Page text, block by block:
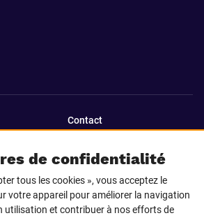
de confidentialité
tous les cookies », vous acceptez le
votre appareil pour améliorer la navigation
utilisation et contribuer à nos efforts de
Contact
LinkedIn